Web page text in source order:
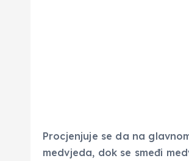
Procjenjuje se da na
medvjeda, dok se smeđi